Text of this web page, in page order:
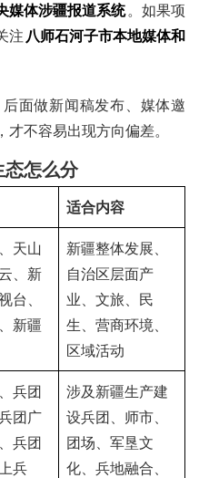
媒体涉疆报道系统 。如果项
注 八师石河子市本地媒体和
面做新闻稿发布、媒体邀
不容易出现方向偏差。
态怎么分
适合内容
天山
、新
台、
新疆
新疆整体发展、
自治区层面产
业、文旅、民
生、营商环境、
区域活动
兵团
团广
兵团
兵
涉及新疆生产建
设兵团、师市、
团场、军垦文
化、兵地融合、